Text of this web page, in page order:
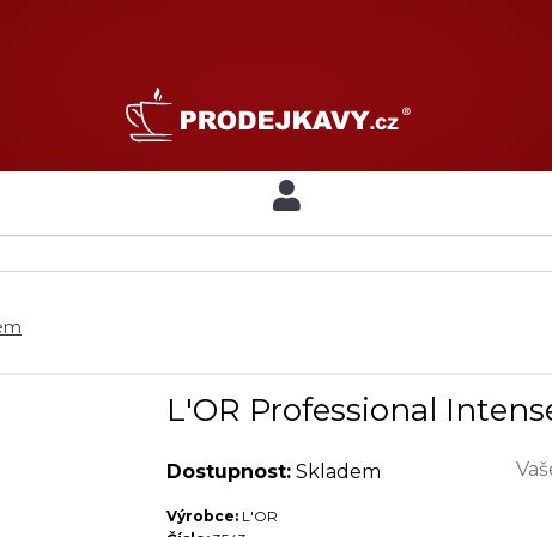
L'OR Professional
Dostupnost: Skladem
Výrobce: L'OR